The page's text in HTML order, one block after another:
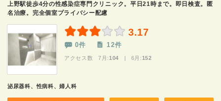
上野駅徒歩4分の性感染症専門クリニック。平日21時まで。即日検査。匿
名治療。完全個室プライバシー配慮
3.17
0件 12件
アクセス数 7月: 104 | 6月: 152
泌尿器科、性病科、婦人科